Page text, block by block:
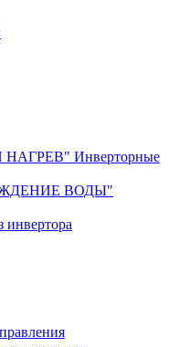
Инверторные
ВОДЫ"
инвертора